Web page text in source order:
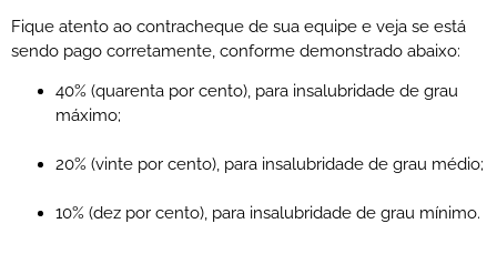
Fique atento ao contracheque de sua equipe e veja se está
sendo pago corretamente, conforme demonstrado abaixo:
40% (quarenta por cento), para insalubridade de grau
máximo;
20% (vinte por cento), para insalubridade de grau médio;
10% (dez por cento), para insalubridade de grau mínimo.